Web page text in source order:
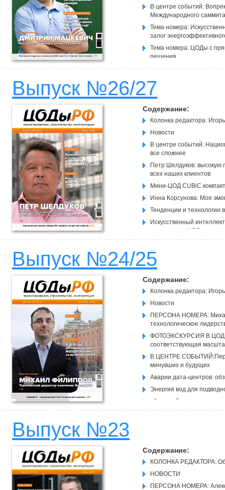
В центре событий:
Международного
Тема номера:
залог
Тема номера: ЦОДы с
решения
Круглый стол:
Выпуск №26/27
Содержание:
Колонка редактора:
Новости
В центре событий:
все сложнее
Петр Шелдуков:
всех наших клиентов
Мини-ЦОД CUBiC
Инна Корсунова: Моя
Тенденции и
Искусственный
охлаждении ЦОД
Выпуск №24/25
Содержание:
Колонка редактора:
Новости
ПЕРСОНА НОМЕРА:
технологическое
ФОТОЭКСКУРСИЯ В ЦОД:
соответствующая
В ЦЕНТРЕ
минувших и будущих
Аварии дата-центров:
Энергия вод для
«Зеленый» на все сто
Выпуск №23
Содержание:
КОЛОНКА РЕДАКТОРА: Об
НОВОСТИ
ПЕРСОНА НОМЕРА: